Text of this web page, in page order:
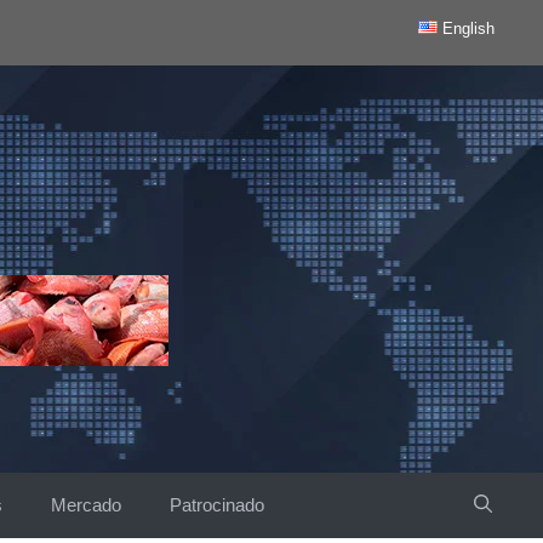
English
Mercado Patrocinado